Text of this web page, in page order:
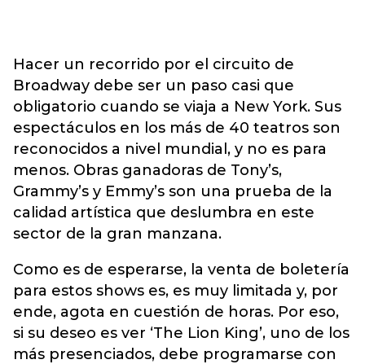
Hacer un recorrido por el circuito de
Broadway debe ser un paso casi que
obligatorio cuando se viaja a New York. Sus
espectáculos en los más de 40 teatros son
reconocidos a nivel mundial, y no es para
menos. Obras ganadoras de Tony’s,
Grammy’s y Emmy’s son una prueba de la
calidad artística que deslumbra en este
sector de la gran manzana.
Como es de esperarse, la venta de boletería
para estos shows es, es muy limitada y, por
ende, agota en cuestión de horas. Por eso,
si su deseo es ver ‘The Lion King’, uno de los
más presenciados, debe programarse con